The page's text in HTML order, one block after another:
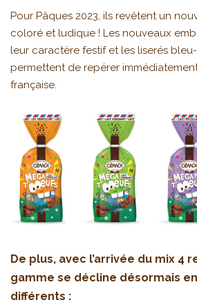
Pour Pâques 2023, ils revêtent un
coloré et ludique ! Les nouveaux
leur caractère festif et les liserés
permettent de repérer
française.
De plus, avec l’arrivée du mix 4
gamme se décline désormais
différents :